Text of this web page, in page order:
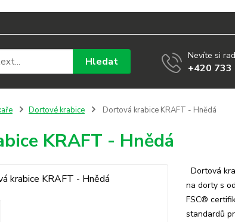
Hledat Nevíte si
+420 733
Dortové krabice Dortová krabice KRAFT - Hnědá
KRAFT - Hnědá
Dortová
na dorty s
FSC®
standardů